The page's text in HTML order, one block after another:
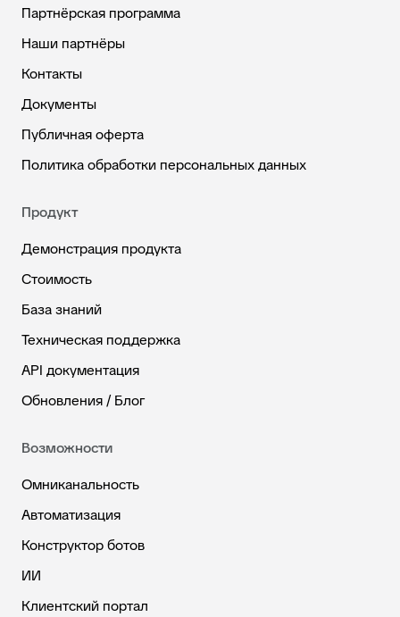
Партнёрская программа
Наши партнёры
Контакты
Документы
Публичная оферта
Политика обработки персональных данных
Продукт
Демонстрация продукта
Стоимость
База знаний
Техническая поддержка
API документация
Обновления / Блог
Возможности
Омниканальность
Автоматизация
Конструктор ботов
ИИ
Клиентский портал